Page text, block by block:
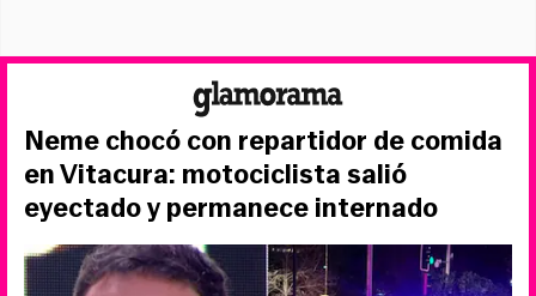
Neme chocó con repartidor de comida
en Vitacura: motociclista salió
eyectado y permanece internado